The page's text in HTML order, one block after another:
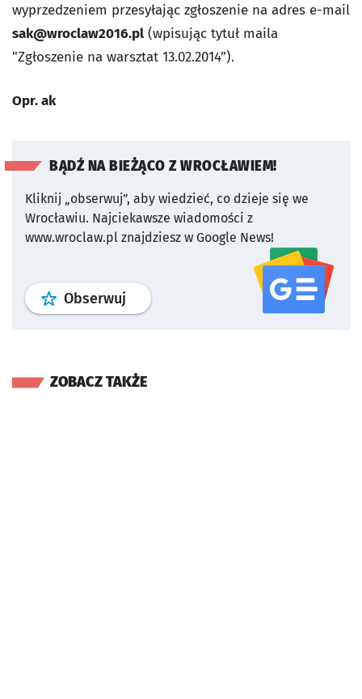
wyprzedzeniem przesyłając zgłoszenie na adres e-mail
sak@wroclaw2016.pl (wpisując tytuł maila
"Zgłoszenie na warsztat 13.02.2014”).
Opr. ak
BĄDŹ NA BIEŻĄCO Z WROCŁAWIEM!
Kliknij „obserwuj”, aby wiedzieć, co dzieje się we
Wrocławiu. Najciekawsze wiadomości z
www.wroclaw.pl znajdziesz w Google News!
Obserwuj profil serwisu
ZOBACZ TAKŻE